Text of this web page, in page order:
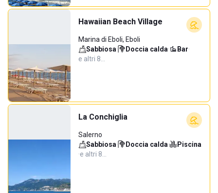
Hawaiian Beach Village
Marina di Eboli, Eboli
Sabbiosa· Doccia calda· Bar·
e altri 8…
La Conchiglia
Salerno
Sabbiosa· Doccia calda·
Piscina
·e altri 8…